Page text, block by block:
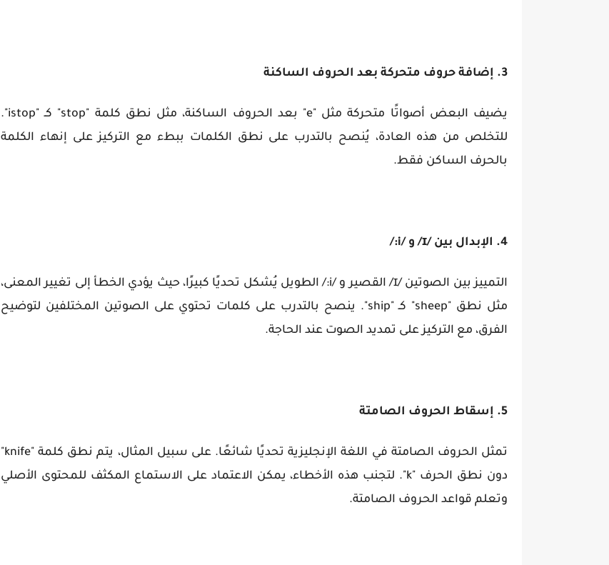
3. إضافة حروف متحركة بعد الحروف الساكنة
يضيف البعض أصواتًا متحركة مثل "e" بعد الحروف الساكنة، مثل نطق كلمة "stop" كـ "istop".
للتخلص من هذه العادة، يُنصح بالتدرب على نطق الكلمات ببطء مع التركيز على إنهاء الكلمة
بالحرف الساكن فقط.
4. الإبدال بين /ɪ/ و /i:/
التمييز بين الصوتين /ɪ/ القصير و /i:/ الطويل يُشكل تحديًا كبيرًا، حيث يؤدي الخطأ إلى تغيير المعنى،
مثل نطق "sheep" كـ "ship". ينصح بالتدرب على كلمات تحتوي على الصوتين المختلفين لتوضيح
الفرق، مع التركيز على تمديد الصوت عند الحاجة.
5. إسقاط الحروف الصامتة
تمثل الحروف الصامتة في اللغة الإنجليزية تحديًا شائعًا. على سبيل المثال، يتم نطق كلمة "knife"
دون نطق الحرف "k". لتجنب هذه الأخطاء، يمكن الاعتماد على الاستماع المكثف للمحتوى الأصلي
وتعلم قواعد الحروف الصامتة.